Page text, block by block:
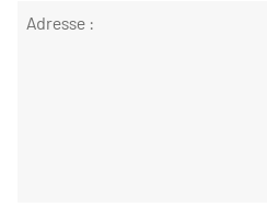
Adresse :